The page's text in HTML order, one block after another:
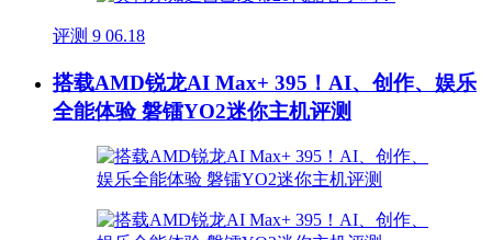
评测 9 06.18
搭载AMD锐龙AI Max+ 395！AI、创作、娱乐
全能体验 磐镭YO2迷你主机评测